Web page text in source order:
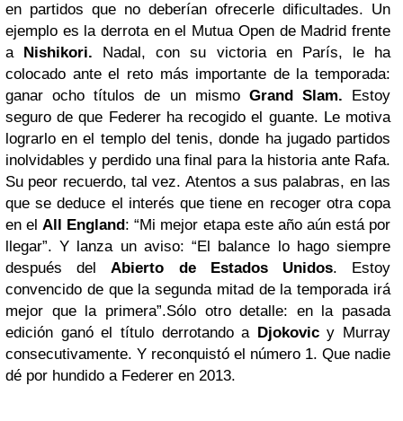
en partidos que no deberían ofrecerle dificultades. Un
ejemplo es la derrota en el Mutua Open de Madrid frente
a Nishikori. Nadal, con su victoria en París, le ha
colocado ante el reto más importante de la temporada:
ganar ocho títulos de un mismo Grand Slam. Estoy
seguro de que Federer ha recogido el guante. Le motiva
lograrlo en el templo del tenis, donde ha jugado partidos
inolvidables y perdido una final para la historia ante Rafa.
Su peor recuerdo, tal vez. Atentos a sus palabras, en las
que se deduce el interés que tiene en recoger otra copa
en elAll England: “Mi mejor etapa este año aún está por
llegar”. Y lanza un aviso: “El balance lo hago siempre
después delAbierto de Estados Unidos. Estoy
convencido de que la segunda mitad de la temporada irá
mejor que la primera”.Sólo otro detalle: en la pasada
edición ganó el título derrotando a Djokovicy Murray
consecutivamente. Y reconquistó el número 1. Que nadie
dé por hundido a Federer en 2013.